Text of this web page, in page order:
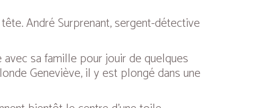
André Surprenant, sergent-détective
sa famille pour jouir de quelques
Geneviève, il y est plongé dans une